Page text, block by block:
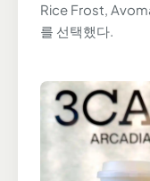
Rice Frost,
를 선택했다.